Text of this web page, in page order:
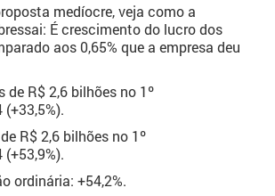
medíocre, veja como a
É crescimento do lucro dos
aos 0,65% que a empresa deu
de R$ 2,6 bilhões no 1º
R$ 2,6 bilhões no 1º
ordinária: +54,2%.